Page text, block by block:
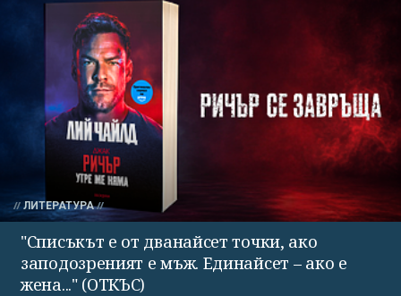
ЛИТЕРАТУРА
"Списъкът е от дванайсет точки, ако
заподозреният е мъж. Единайсет – ако е
жена..." (ОТКЪС)